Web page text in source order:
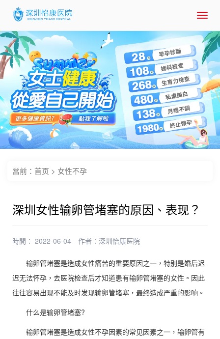
當前： 首页 > 女性不孕
深圳女性输卵管堵塞的原因、表现？
時間： 2022-06-04 作者： 深圳怡康医院
输卵管堵塞是造成女性痛苦的重要原因之一，特别是婚后迟
迟无法怀孕，去医院检查后才知道患有输卵管堵塞的女性。因此
往往容易出现不能及时发现输卵管堵塞，最终造成严重的影响。
什么是输卵管堵塞?
输卵管堵塞是造成女性不孕因素的常见因素之一，输卵管有